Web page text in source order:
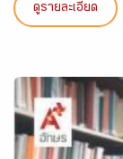
ดูรายละเอียด